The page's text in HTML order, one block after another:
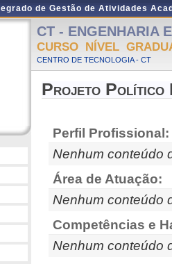
de Gestão de Atividades
CT - ENGENHARIA
CURSO NÍVEL
CENTRO DE TECNOLOGIA - CT
Projeto Político
Perfil Profissional:
Nenhum conteúdo
Área de Atuação:
Nenhum conteúdo
Competências e
Nenhum conteúdo